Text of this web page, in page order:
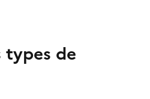
types de